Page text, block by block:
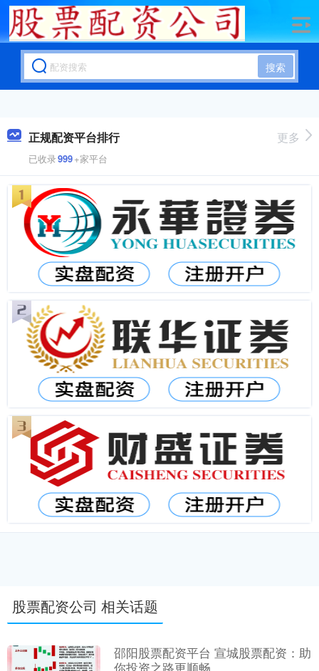
搜索
正规配资平台排行
已收录999+家平台
更多
股票配资公司 相关话题
邵阳股票配资平台 宣城股票配资：助
你投资之路更顺畅